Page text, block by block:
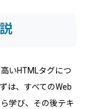
いHTMLタグにつ
は、すべてのWeb
学び、その後テキ